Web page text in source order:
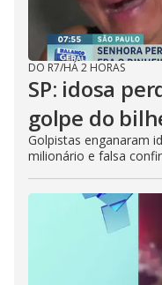
DO R7/HÁ 2 HORAS
SP: idosa
golpe do
Golpistas enganaram
milionário e falsa